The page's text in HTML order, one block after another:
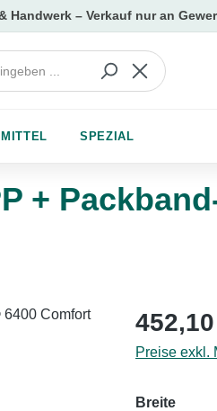
SPEZIAL
+
Regulärer
Preise exkl.
Breite